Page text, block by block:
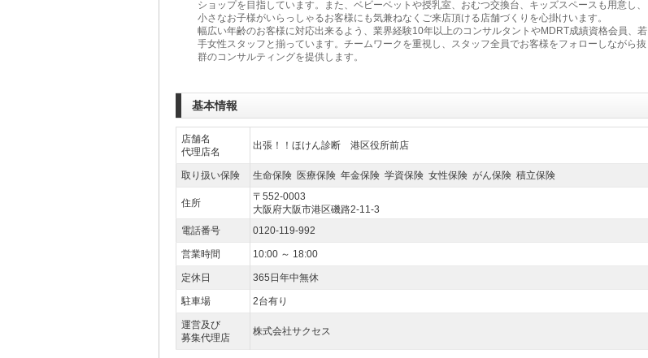
ショップを目指しています。また、ベビーベットや授乳室、おむつ交換台、キッズスペースも用意し、
小さなお子様がいらっしゃるお客様にも気兼ねなくご来店頂ける店舗づくりを心掛けいます。
幅広い年齢のお客様に対応出来るよう、業界経験10年以上のコンサルタントやMDRT成績資格会員、若
手女性スタッフと揃っています。チームワークを重視し、スタッフ全員でお客様をフォローしながら抜
群のコンサルティングを提供します。
基本情報
店舗名
代理店名
出張！！ほけん診断 港区役所前店
取り扱い保険 生命保険 医療保険 年金保険 学資保険 女性保険 がん保険 積立保険
住所
〒552-0003
大阪府大阪市港区磯路2-11-3
電話番号
0120-119-992
営業時間 10:00 ～ 18:00
定休日 365日年中無休
駐車場 2台有り
運営及び
募集代理店
株式会社サクセス